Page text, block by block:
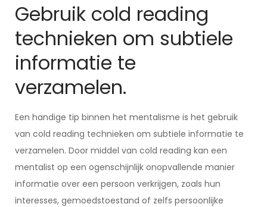
Gebruik cold reading
technieken om subtiele
informatie te
verzamelen.
Een handige tip binnen het mentalisme is het gebruik
van cold reading technieken om subtiele informatie te
verzamelen. Door middel van cold reading kan een
mentalist op een ogenschijnlijk onopvallende manier
informatie over een persoon verkrijgen, zoals hun
interesses, gemoedstoestand of zelfs persoonlijke